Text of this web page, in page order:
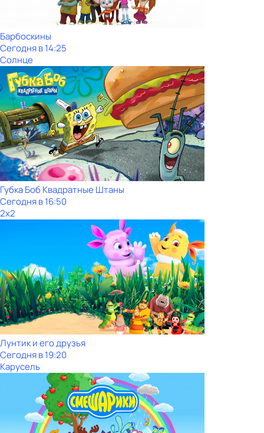
Барбоскины
Сегодня в 14:25
Солнце
Губка Боб Квадратные Штаны
Сегодня в 16:50
2x2
Лунтик и его друзья
Сегодня в 19:20
Карусель